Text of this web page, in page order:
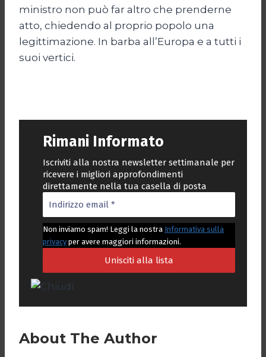
ministro non può far altro che prenderne
atto, chiedendo al proprio popolo una
legittimazione. In barba all’Europa e a tutti i
suoi vertici.
Rimani Informato
Iscriviti alla nostra newsletter settimanale per
ricevere i migliori approfondimenti
direttamente nella tua casella di posta
Non inviamo spam! Leggi la nostra Informativa sulla
privacy per avere maggiori informazioni.
About The Author